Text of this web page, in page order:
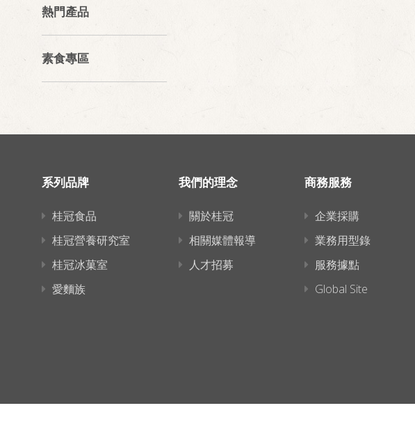
熱門產品
素食專區
系列品牌
桂冠食品
桂冠營養研究室
桂冠冰菓室
愛麵族
我們的理念
關於桂冠
相關媒體報導
人才招募
商務服務
企業採購
業務用型錄
服務據點
Global Site